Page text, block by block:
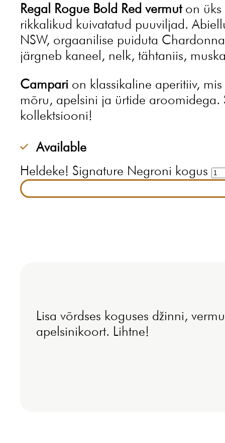
Regal Rogue Bold Red vermuton üks
rikkalikud kuivatatud puuviljad.
NSW, orgaanilise puiduta
järgneb kaneel, nelk, tähtaniis,
Campari on klassikaline aperitiiv,
mõru, apelsini ja ürtide aroomidega.
kollektsiooni!
Available
Heldeke! Signature Negroni kogus
Lisa võrdses koguses džinni,
apelsinikoort. Lihtne!